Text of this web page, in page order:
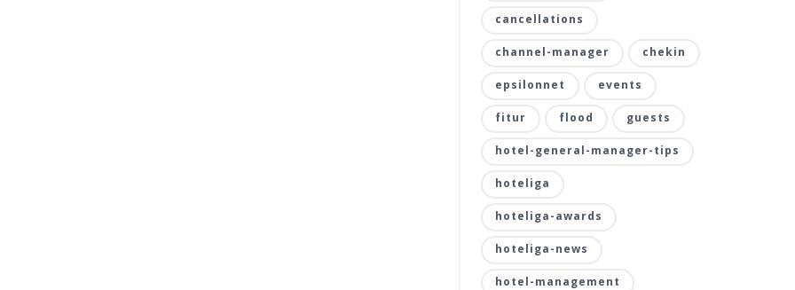
cancellations
channel-manager chekin
epsilonnet events
fitur flood guests
hotel-general-manager-tips
hoteliga
hoteliga-awards
hoteliga-news
hotel-management